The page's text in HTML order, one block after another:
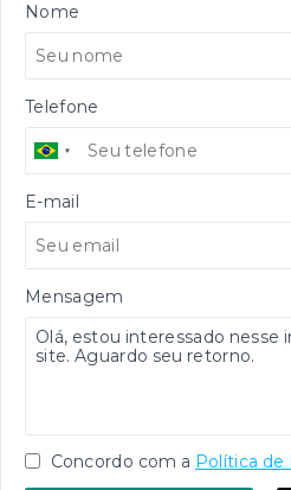
Nome
Telefone
E-mail
Mensagem
Concordo com a Política de